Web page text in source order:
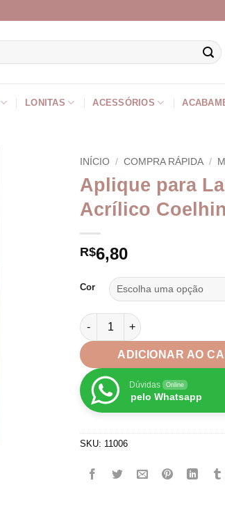
LONITAS ACESSÓRIOS
INÍCIO / COMPRA RÁPIDA /
Aplique para
Acrílico
R$6,80
Cor
Aplique para Laços em
ADICIONAR AO
Dúvidas Online
pelo Whatsapp
SKU: 11006